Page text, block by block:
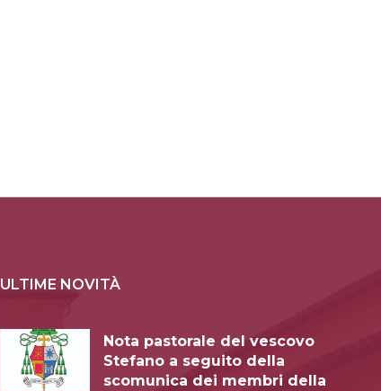
ULTIME NOVITÀ
Nota pastorale del vescovo
Stefano a seguito della
scomunica dei membri della